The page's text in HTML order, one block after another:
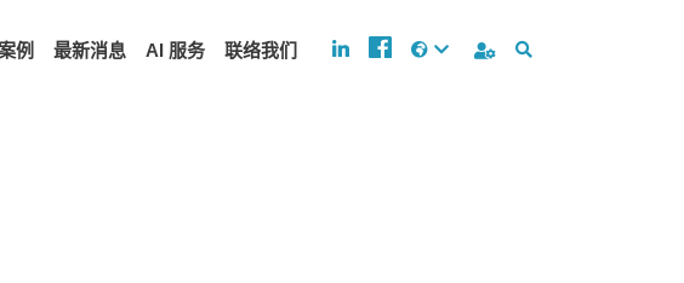
例 最新消息 AI 服务 联络我们